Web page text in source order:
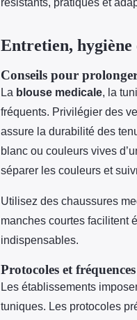
résistants, pratiques et
Entretien, hygiène
Conseils pour
La blouse medicale, la
fréquents. Privilégier des
assure la durabilité des
blanc ou couleurs vives
séparer les couleurs et
Utilisez des chaussures
manches courtes facilitent
indispensables.
Protocoles et
Les établissements
tuniques. Les protocoles